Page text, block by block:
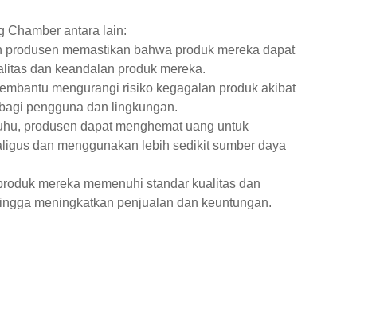
Chamber antara lain:
memastikan bahwa produk mereka dapat
dan keandalan produk mereka.
mengurangi risiko kegagalan produk akibat
pengguna dan lingkungan.
produsen dapat menghemat uang untuk
dan menggunakan lebih sedikit sumber daya
mereka memenuhi standar kualitas dan
meningkatkan penjualan dan keuntungan.